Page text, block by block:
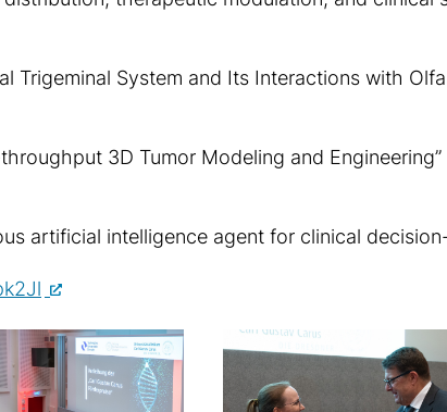
Trigeminal System and Its Interactions with
3D Tumor Modeling and Engineering”
artificial intelligence agent for clinical